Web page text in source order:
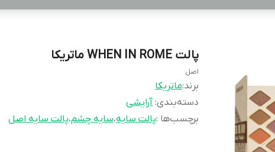
پالت WHEN IN ROME ماتریکا
اصل
برند:ماتریکا
دسته‌بندی: آرایشی
برچسب‌ها :پالت سایه،سایه چشم،پالت سایه اصل